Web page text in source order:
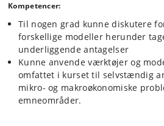
Kompetencer:
Til nogen grad kunne diskutere
forskellige modeller herunder
underliggende antagelser
Kunne anvende værktøjer og
omfattet i kurset til selvstændig
mikro- og makroøkonomiske
emneområder.